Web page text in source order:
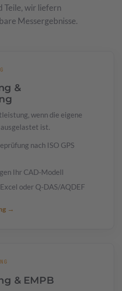
Teile, wir liefern
Messergebnisse.
&
wenn die eigene
ist.
nach ISO GPS
Ihr CAD-Modell
oder Q-DAS/AQDEF
→
& EMPB